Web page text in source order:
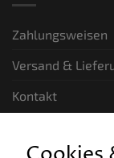
Zahlungsweisen
Versand &
Kontakt